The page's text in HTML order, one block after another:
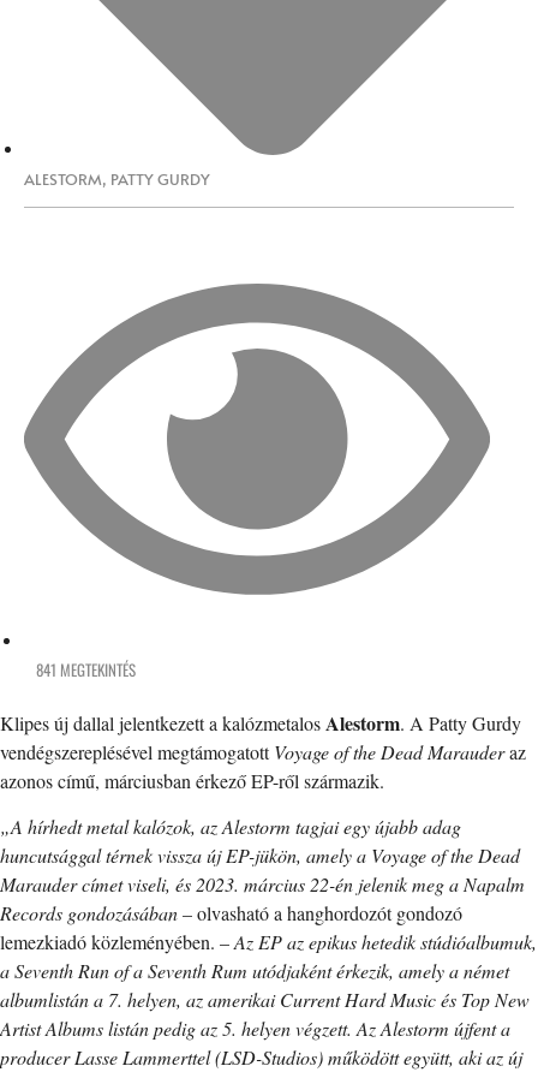
ALESTORM, PATTY GURDY
841 MEGTEKINTÉS
Klipes új dallal jelentkezett a kalózmetalosAlestorm. A Patty Gurdy
vendégszereplésével megtámogatottVoyage of the Dead Marauderaz
azonos című, márciusban érkező EP-ről származik.
„A hírhedt metal kalózok, az Alestorm tagjai egy újabb adag
huncutsággal térnek vissza új EP-jükön, amely a Voyage of the Dead
Marauder címet viseli, és 2023. március 22-én jelenik meg a Napalm
Records gondozásában– olvasható a hanghordozót gondozó
lemezkiadó közleményében. –Az EP az epikus hetedik stúdióalbumuk,
a Seventh Run of a Seventh Rum utódjaként érkezik, amely a német
albumlistán a 7. helyen, az amerikai Current Hard Music és Top New
Artist Albums listán pedig az 5. helyen végzett. Az Alestorm újfent a
producer Lasse Lammerttel (LSD-Studios) működött együtt, aki az új